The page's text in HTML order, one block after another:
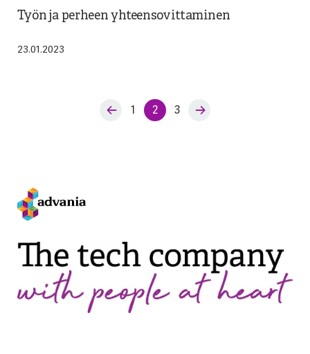
Työn ja perheen yhteensovittaminen
23.01.2023
1 2 3